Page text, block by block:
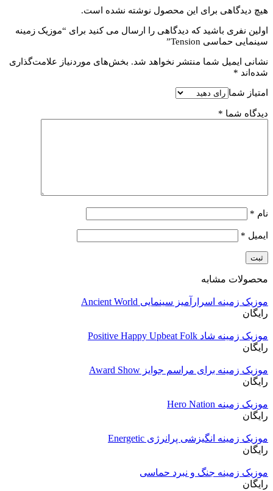
هیچ دیدگاهی برای این محصول نوشته نشده است.
اولین نفری باشید که دیدگاهی را ارسال می کنید برای “موزیک زمینه
سینمایی حماسی Tension”
نشانی ایمیل شما منتشر نخواهد شد. بخش‌های موردنیاز علامت‌گذاری
شده‌اند *
امتیاز شما
دیدگاه شما *
نام *
ایمیل *
محصولات مشابه
موزیک زمینه اسرارآمیز سینمایی Ancient World
رایگان
موزیک زمینه شاد Positive Happy Upbeat Folk
رایگان
موزیک زمینه برای مراسم جوایز Award Show
رایگان
موزیک زمینه Hero Nation
رایگان
موزیک زمینه انگیزشی پرانرژی Energetic
رایگان
موزیک زمینه جنگ و نبرد حماسی
رایگان